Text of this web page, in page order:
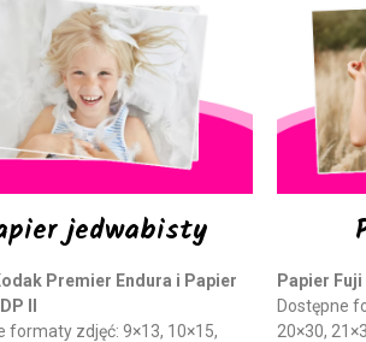
jedwabisty
Premier Endura i Papier
II
formaty zdjęć: 9×13, 10×15,
Papier
Dostępne
20×30,